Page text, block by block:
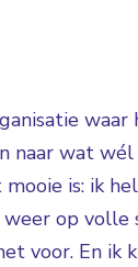
naar wat
is: ik
op
voor. En